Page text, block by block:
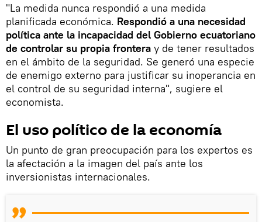
"La medida nunca respondió a una medida
planificada económica. Respondió a una necesidad
política ante la incapacidad del Gobierno ecuatoriano
de controlar su propia frontera y de tener resultados
en el ámbito de la seguridad. Se generó una especie
de enemigo externo para justificar su inoperancia en
el control de su seguridad interna", sugiere el
economista.
El uso político de la economía
Un punto de gran preocupación para los expertos es
la afectación a la imagen del país ante los
inversionistas internacionales.